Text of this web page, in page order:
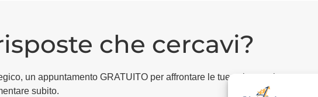
che cercavi?
un appuntamento GRATUITO per affrontare le tue esigenze in
subito.